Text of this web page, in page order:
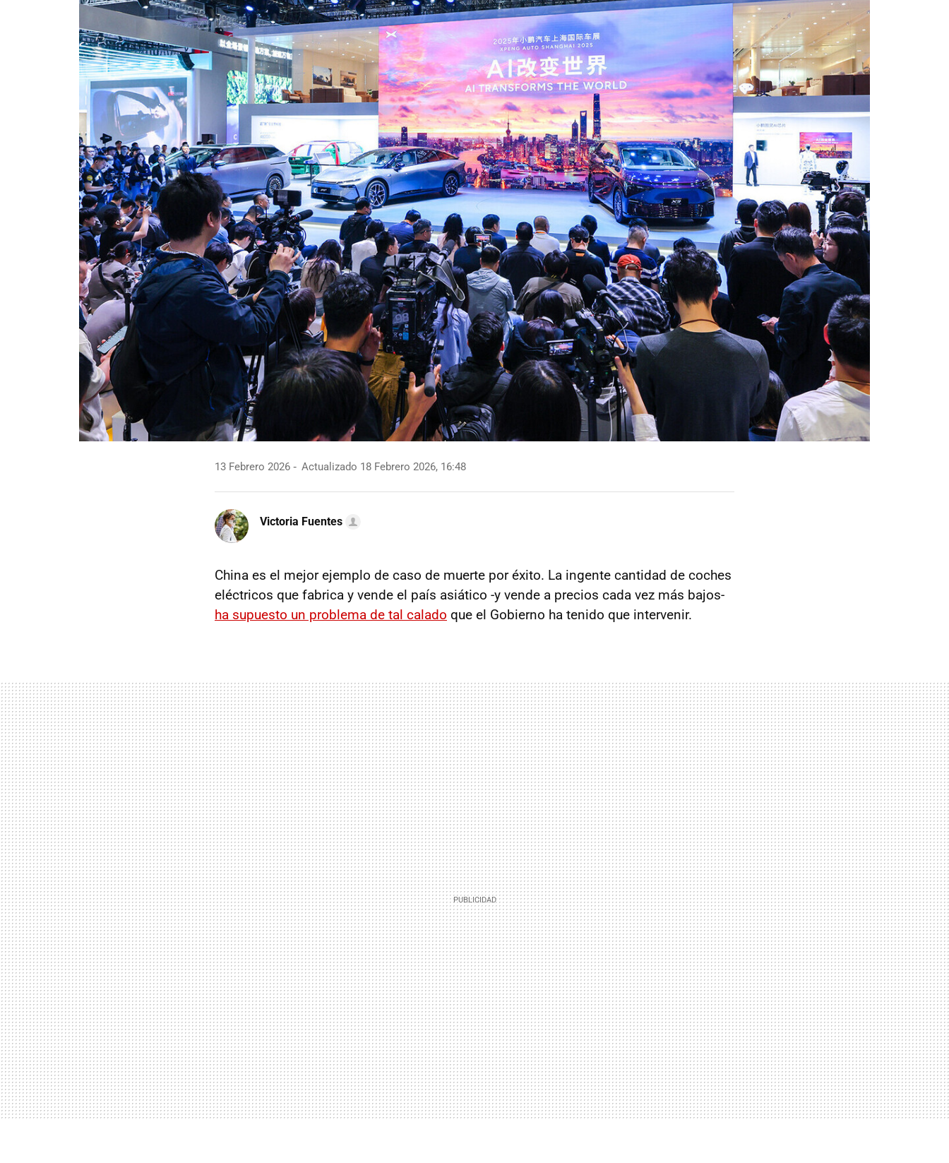
13 Febrero 2026 Actualizado 18 Febrero 2026, 16:48
Victoria Fuentes
China es el mejor ejemplo de caso de muerte por éxito. La ingente cantidad de coches
eléctricos que fabrica y vende el país asiático -y vende a precios cada vez más bajos-
ha supuesto un problema de tal calado que el Gobierno ha tenido que intervenir.